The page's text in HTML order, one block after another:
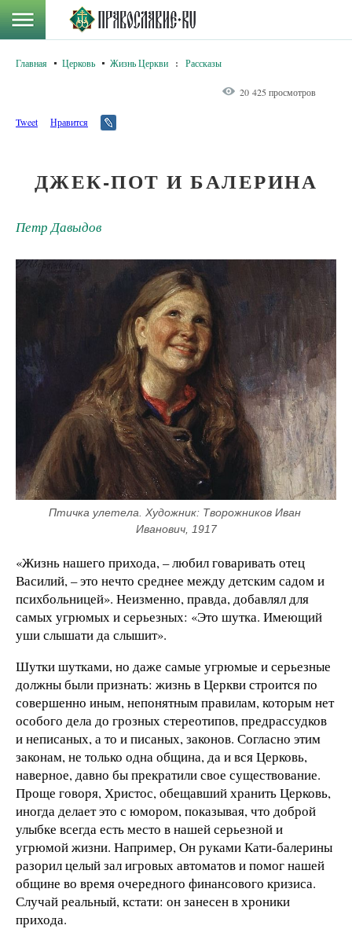
Главная Церковь Жизнь Церкви : Рассказы
20 425 просмотров
Tweet Нравится
ДЖЕК-ПОТ И БАЛЕРИНА
Петр Давыдов
Птичка улетела. Художник: Творожников Иван
Иванович, 1917
«Жизнь нашего прихода, – любил говаривать отец
Василий, – это нечто среднее между детским садом и
психбольницей». Неизменно, правда, добавлял для
самых угрюмых и серьезных: «Это шутка. Имеющий
уши слышати да слышит».
Шутки шутками, но даже самые угрюмые и серьезные
должны были признать: жизнь в Церкви строится по
совершенно иным, непонятным правилам, которым нет
особого дела до грозных стереотипов, предрассудков
и неписаных, а то и писаных, законов. Согласно этим
законам, не только одна община, да и вся Церковь,
наверное, давно бы прекратили свое существование.
Проще говоря, Христос, обещавший хранить Церковь,
иногда делает это с юмором, показывая, что доброй
улыбке всегда есть место в нашей серьезной и
угрюмой жизни. Например, Он руками Кати-балерины
разорил целый зал игровых автоматов и помог нашей
общине во время очередного финансового кризиса.
Случай реальный, кстати: он занесен в хроники
прихода.